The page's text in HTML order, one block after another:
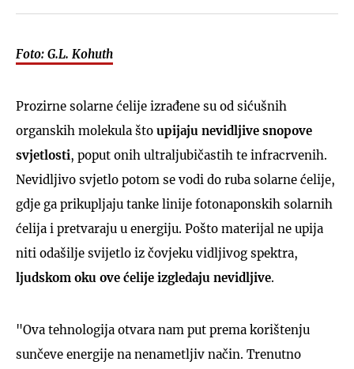
Foto: G.L. Kohuth
Prozirne solarne ćelije izrađene su od sićušnih
organskih molekula što upijaju nevidljive snopove
svjetlosti, poput onih ultraljubičastih te infracrvenih.
Nevidljivo svjetlo potom se vodi do ruba solarne ćelije,
gdje ga prikupljaju tanke linije fotonaponskih solarnih
ćelija i pretvaraju u energiju. Pošto materijal ne upija
niti odašilje svijetlo iz čovjeku vidljivog spektra,
ljudskom oku ove ćelije izgledaju nevidljive.
"Ova tehnologija otvara nam put prema korištenju
sunčeve energije na nenametljiv način. Trenutno